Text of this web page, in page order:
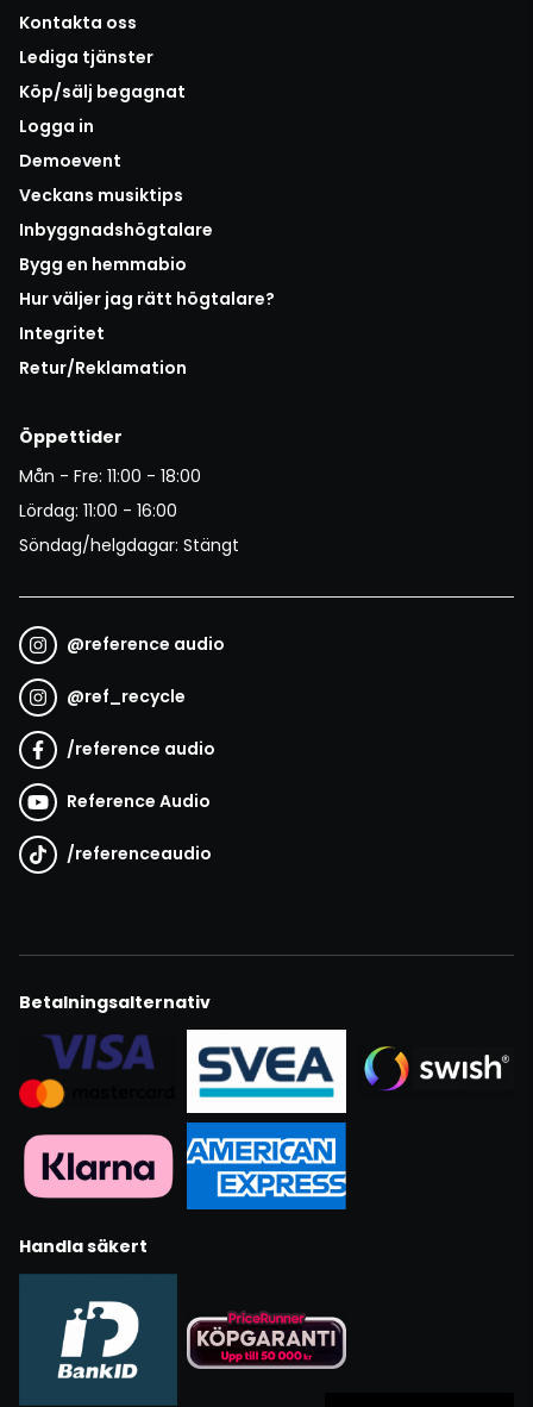
Kontakta oss
Lediga tjänster
Köp/sälj begagnat
Logga in
Demoevent
Veckans musiktips
Inbyggnadshögtalare
Bygg en hemmabio
Hur väljer jag rätt högtalare?
Integritet
Retur/Reklamation
Öppettider
Mån - Fre: 11:00 - 18:00
Lördag: 11:00 - 16:00
Söndag/helgdagar: Stängt
@reference audio
@ref_recycle
/reference audio
Reference Audio
/referenceaudio
Betalningsalternativ
Handla säkert